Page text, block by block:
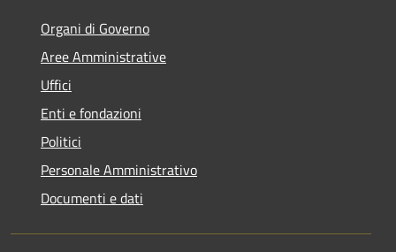
Organi di Governo
Aree Amministrative
Uffici
Enti e fondazioni
Politici
Personale Amministrativo
Documenti e dati